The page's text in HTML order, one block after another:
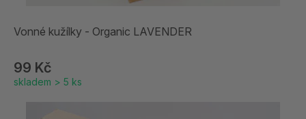
Vonné kužílky - Organic LAVENDER
99 Kč
skladem > 5 ks